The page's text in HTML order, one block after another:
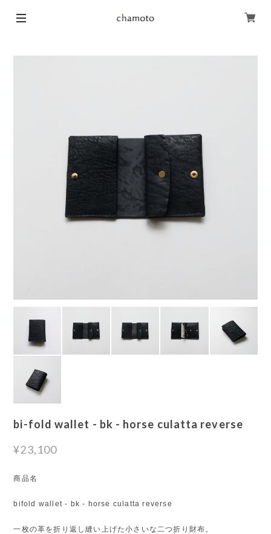
bi-fold wallet - bk - horse culatta reverse
¥23,100
商品名
bifold wallet - bk - horse culatta reverse
一枚の革を折り返し縫い上げた小さいな二つ折り財布。